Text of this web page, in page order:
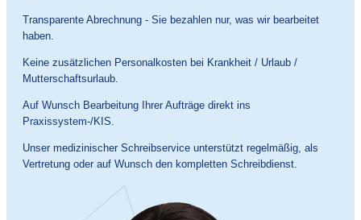
Transparente Abrechnung - Sie bezahlen nur, was wir bearbeitet
haben.
Keine zusätzlichen Personalkosten bei Krankheit / Urlaub /
Mutterschaftsurlaub.
Auf Wunsch Bearbeitung Ihrer Aufträge direkt ins
Praxissystem-/KIS.
Unser medizinischer Schreibservice unterstützt regelmäßig, als
Vertretung oder auf Wunsch den kompletten Schreibdienst.